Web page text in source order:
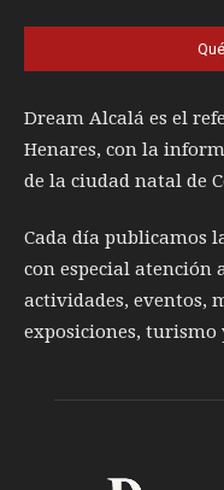
Dream Alcalá es el
Henares, con la
de la ciudad natal de
Cada día publicamos
con especial
actividades, eventos,
exposiciones, turismo